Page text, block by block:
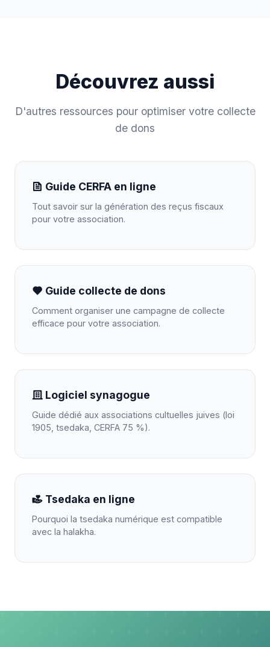
Découvrez aussi
D'autres ressources pour optimiser votre collecte
de dons
Guide CERFA en ligne
Tout savoir sur la génération des reçus fiscaux
pour votre association.
Guide collecte de dons
Comment organiser une campagne de collecte
efficace pour votre association.
Logiciel synagogue
Guide dédié aux associations cultuelles juives (loi
1905, tsedaka, CERFA 75 %).
Tsedaka en ligne
Pourquoi la tsedaka numérique est compatible
avec la halakha.